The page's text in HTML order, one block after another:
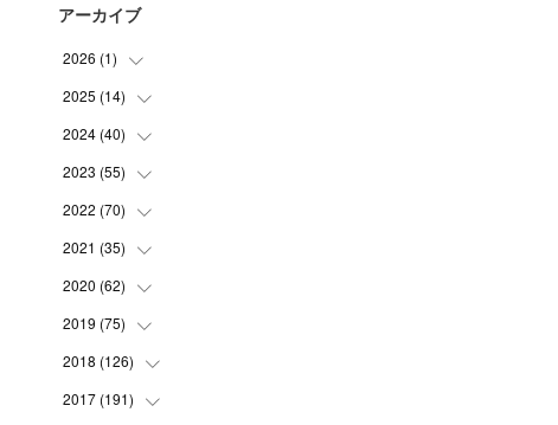
アーカイブ
2026 (1)
(1
2025 (14)
(10
)
(1
(1
(2
2024 (40)
(1
(1
(3
(2
(7
(4)
(3)
2023 (55)
(2
(4
(3
(3
(6)
(4)
2022 (70)
(7
(11
)
(8
(1)
(3)
2021 (35)
(5
(7
(5)
(3)
2020 (62)
(6
(9)
(7)
2019 (75)
(1)
(2)
2018 (126)
(6)
2017 (191)